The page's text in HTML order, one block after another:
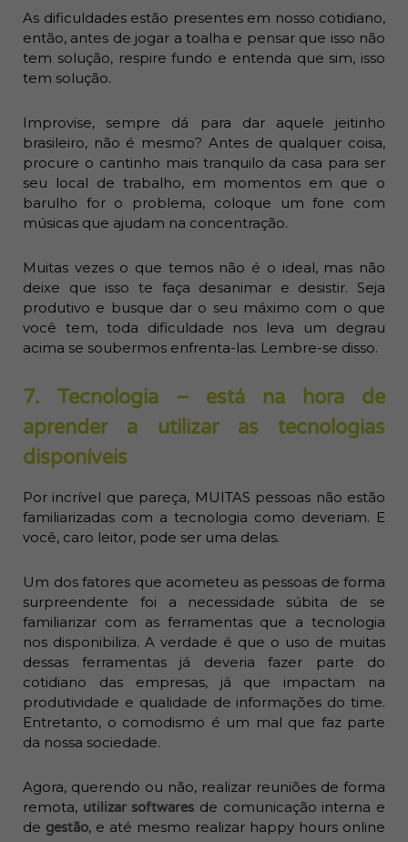
As dificuldades estão presentes em nosso cotidiano,
então, antes de jogar a toalha e pensar que isso não
tem solução, respire fundo e entenda que sim, isso
tem solução.
Improvise, sempre dá para dar aquele jeitinho
brasileiro, não é mesmo? Antes de qualquer coisa,
procure o cantinho mais tranquilo da casa para ser
seu local de trabalho, em momentos em que o
barulho for o problema, coloque um fone com
músicas que ajudam na concentração.
Muitas vezes o que temos não é o ideal, mas não
deixe que isso te faça desanimar e desistir. Seja
produtivo e busque dar o seu máximo com o que
você tem, toda dificuldade nos leva um degrau
acima se soubermos enfrenta-las. Lembre-se disso.
7. Tecnologia – está na hora de
aprender a utilizar as tecnologias
disponíveis
Por incrível que pareça, MUITAS pessoas não estão
familiarizadas com a tecnologia como deveriam. E
você, caro leitor, pode ser uma delas.
Um dos fatores que acometeu as pessoas de forma
surpreendente foi a necessidade súbita de se
familiarizar com as ferramentas que a tecnologia
nos disponibiliza. A verdade é que o uso de muitas
dessas ferramentas já deveria fazer parte do
cotidiano das empresas, já que impactam na
produtividade e qualidade de informações do time.
Entretanto, o comodismo é um mal que faz parte
da nossa sociedade.
Agora, querendo ou não, realizar reuniões de forma
remota, utilizar softwares de comunicação interna e
de gestão, e até mesmo realizar happy hours online